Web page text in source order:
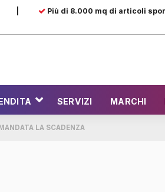
Più di 8.000 mq di articoli
SERVIZI MARCHI
LA SCADENZA